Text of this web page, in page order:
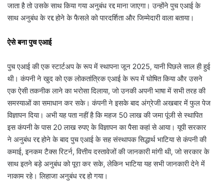
जाता है तो उसके साथ किया गया अनुबंध रद्द माना जाएगा। उन्होंने पुच एआई के
साथ अनुबंध के रद्द होने के फैसले को पारदर्शिता और जिम्मेदारी वाला बताया।
ऐसे बना पुच एआई
पुच एआई की एक स्टार्टअप के रूप में स्थापना जून 2025, यानी पिछले साल ही हुई
थी। कंपनी ने खुद को एक लोकतांत्रिक एआई के रूप में घोषित किया और उसने
एक ऐसी तकनीक लाने का भरोसा दिलाया, जो उनकी अपनी भाषा में सभी तरह की
समस्याओं का समाधान कर सके। कंपनी ने इसके बाद अंग्रेजी अखबार में फुल पेज
विज्ञापन दिया। अभी यह पता नहीं है कि महज 50 लाख की जमा पूंजी से स्थापित
इस कंपनी के पास 20 लाख रुपए के विज्ञापन का पैसा कहां से आया। यूपी सरकार
ने अनुबंध रद्द होने के बाद पुच एआई के सह संस्थापक सिद्धार्थ भाटिया से कंपनी की
कमाई, इनकम टैक्स रिटर्न, वित्तीय दस्तावेजों की जानकारी मांगी थी, जो सरकार के
साथ इतने बड़े अनुबंध को पूरा कर सके, लेकिन भाटिया यह सभी जानकारी देने में
नाकाम रहे। लिहाजा अनुबंध रद्द हो गया।